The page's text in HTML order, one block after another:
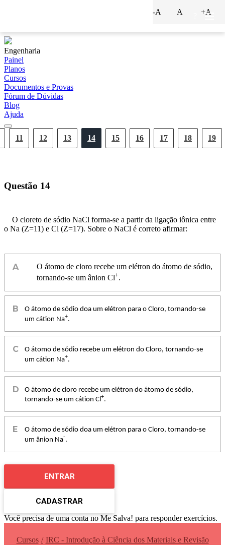
Engenharia
Painel
Planos
Cursos
Documentos e Provas
Fórum de Dúvidas
Blog
Ajuda
11 12 13 14 15 16 17 18 19
-A A +A
Questão 14
O cloreto de sódio NaCl forma-se a partir da ligação iônica entre
o Na (Z=11) e Cl (Z=17). Sobre o NaCl é correto afirmar:
O átomo de cloro recebe um elétron do átomo de sódio,
tornando-se um ânion Cl+.
O átomo de sódio doa um elétron para o Cloro, tornando-se
um cátion Na+.
O átomo de sódio recebe um elétron do Cloro, tornando-se
um cátion Na+.
O átomo de cloro recebe um elétron do átomo de sódio,
tornando-se um cátion Cl+.
O átomo de sódio doa um elétron para o Cloro, tornando-se
um ânion Na-.
ENTRAR
CADASTRAR
Você precisa de uma conta no Me Salva! para responder exercícios.
Cursos
IRC - Introdução à Ciência dos Materiais e Revisão